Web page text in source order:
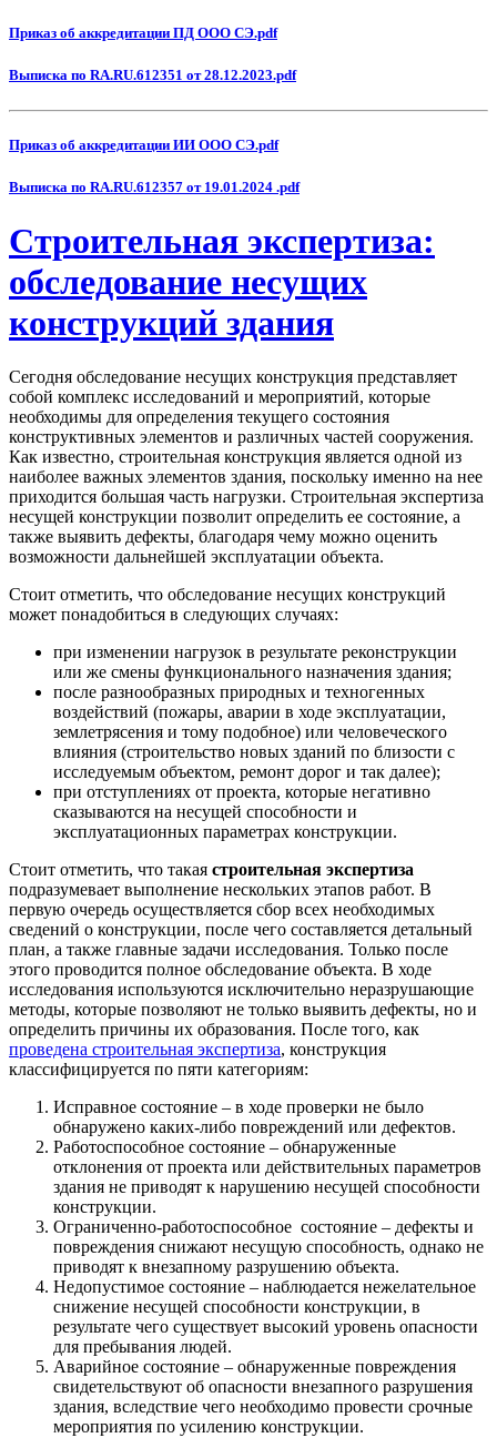
Приказ об аккредитации ПД ООО СЭ.pdf
Выписка по RA.RU.612351 от 28.12.2023.pdf
Приказ об аккредитации ИИ ООО СЭ.pdf
Выписка по RA.RU.612357 от 19.01.2024 .pdf
Строительная экспертиза:
обследование несущих
конструкций здания
Сегодня обследование несущих конструкция представляет
собой комплекс исследований и мероприятий, которые
необходимы для определения текущего состояния
конструктивных элементов и различных частей сооружения.
Как известно, строительная конструкция является одной из
наиболее важных элементов здания, поскольку именно на нее
приходится большая часть нагрузки. Строительная экспертиза
несущей конструкции позволит определить ее состояние, а
также выявить дефекты, благодаря чему можно оценить
возможности дальнейшей эксплуатации объекта.
Стоит отметить, что обследование несущих конструкций
может понадобиться в следующих случаях:
при изменении нагрузок в результате реконструкции
или же смены функционального назначения здания;
после разнообразных природных и техногенных
воздействий (пожары, аварии в ходе эксплуатации,
землетрясения и тому подобное) или человеческого
влияния (строительство новых зданий по близости с
исследуемым объектом, ремонт дорог и так далее);
при отступлениях от проекта, которые негативно
сказываются на несущей способности и
эксплуатационных параметрах конструкции.
Стоит отметить, что такая строительная экспертиза
подразумевает выполнение нескольких этапов работ. В
первую очередь осуществляется сбор всех необходимых
сведений о конструкции, после чего составляется детальный
план, а также главные задачи исследования. Только после
этого проводится полное обследование объекта. В ходе
исследования используются исключительно неразрушающие
методы, которые позволяют не только выявить дефекты, но и
определить причины их образования. После того, как
проведена строительная экспертиза, конструкция
классифицируется по пяти категориям:
Исправное состояние – в ходе проверки не было
обнаружено каких-либо повреждений или дефектов.
Работоспособное состояние – обнаруженные
отклонения от проекта или действительных параметров
здания не приводят к нарушению несущей способности
конструкции.
Ограниченно-работоспособное состояние – дефекты и
повреждения снижают несущую способность, однако не
приводят к внезапному разрушению объекта.
Недопустимое состояние – наблюдается нежелательное
снижение несущей способности конструкции, в
результате чего существует высокий уровень опасности
для пребывания людей.
Аварийное состояние – обнаруженные повреждения
свидетельствуют об опасности внезапного разрушения
здания, вследствие чего необходимо провести срочные
мероприятия по усилению конструкции.